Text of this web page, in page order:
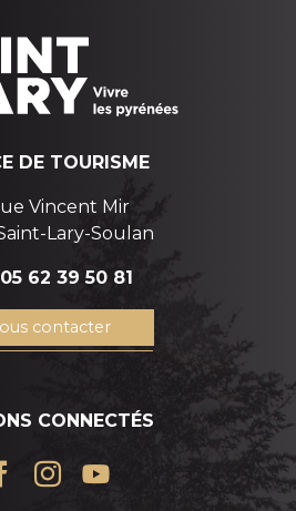
DE TOURISME
Vincent Mir
Lary-Soulan
05 62 39 50 81
contacter
CONNECTÉS